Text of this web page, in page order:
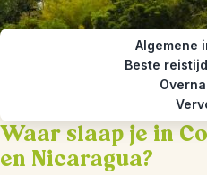
Algemene
Beste
Waar slaap je in
en Nicaragua?